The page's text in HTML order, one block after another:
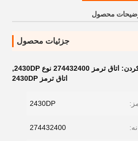
محصول
جزئیات محصول
اتاق ترمز 274432400 نوع 2430DP
,
اتاق ترمز 2430DP
2430DP
274432400